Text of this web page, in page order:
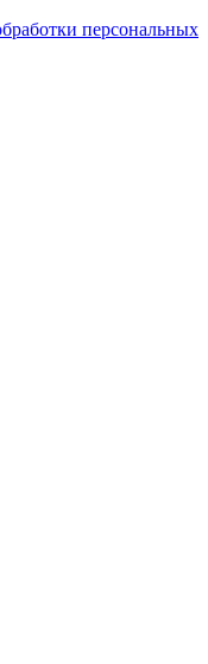
персональных